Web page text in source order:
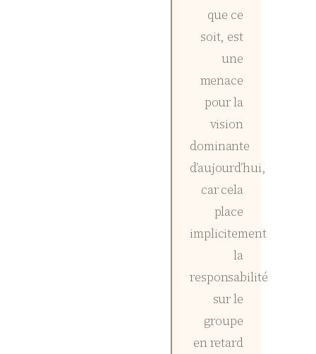
que ce
soit, est
une
menace
pour la
vision
dominante
d’aujourd’hui,
car cela
place
implicitement
la
responsabilité
sur le
groupe
en retard